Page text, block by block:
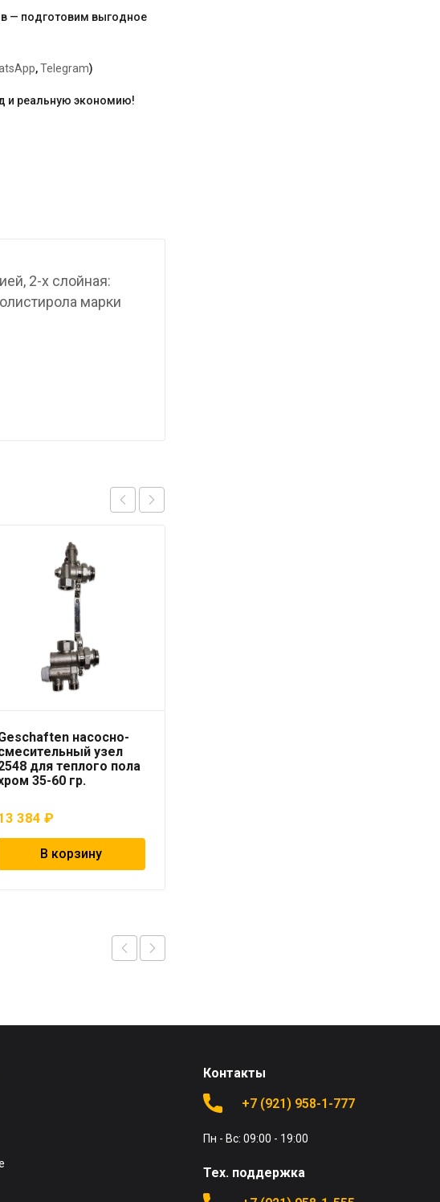
— подготовим выгодное
,Telegram)
и реальную экономию!
2-х слойная:
марки
насосно-
узел
для теплого пола
35-60 гр.
384₽
В корзину
Контакты
+7 (921) 958-1-777
Пн - Вс: 09:00 - 19:00
Тех. поддержка